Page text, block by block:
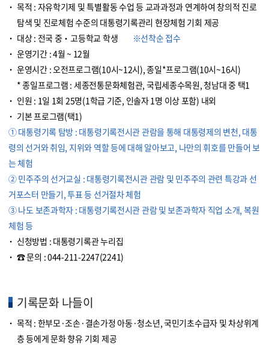
목적 : 자유학기제 및 특별활동 수업 등 교과과정과 연계하여 창의적 진로
탐색 및 진로체험 수준의 대통령기록관리 현장체험 기회 제공
대상 : 전국 중‧고등학교 학생
※선착순 접수
운영기간 : 4월 ~ 12월
운영시간 : 오전프로그램(10시~12시), 종일*프로그램(10시~16시)
* 종일프로그램 : 세종전통문화체험관, 국립세종수목원, 청남대 중 택1
인원 : 1일 1회 25명(1학급 기준, 인솔자 1명 이상 포함) 내외
기본 프로그램(택1)
① 대통령기록 탐방 : 대통령기록전시관 관람을 통해 대통령제의 변천, 대통
령의 선거와 취임, 지위와 역할 등에 대해 알아보고, 나만의 휘호를 만들어 보
는 체험
② 민주주의 선거교실 : 대통령기록전시관 관람 및 민주주의 관련 특강과 선
거포스터 만들기, 투표 등 선거절차 체험
③ 나도 보존과학자 : 대통령기록전시관 관람 및 보존과학자 직업 소개, 복원
체험 등
신청방법 : 대통령기록관 누리집
☎ 문의 :044-211-2247(2241)
기록문화 나들이
목적 : 한부모·조손·결손가정 아동·청소년, 국민기초수급자 및 차상위계
층 등에게 문화 향유 기회 제공